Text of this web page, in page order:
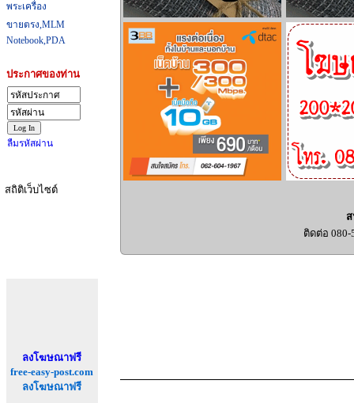
พระเครื่อง
ขายตรง,MLM
Notebook,PDA
ประกาศของท่าน
ลืมรหัสผ่าน
สถิติเว็บไซต์
ลงโฆษณาฟรี
free-easy-post.com
ลงโฆษณาฟรี
ติดต่อ 080-